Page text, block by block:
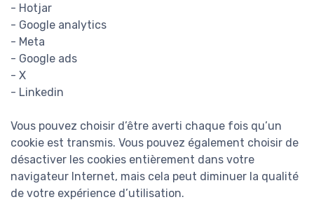
- Hotjar
- Google analytics
- Meta
- Google ads
- X
- Linkedin
Vous pouvez choisir d’être averti chaque fois qu’un
cookie est transmis. Vous pouvez également choisir de
désactiver les cookies entièrement dans votre
navigateur Internet, mais cela peut diminuer la qualité
de votre expérience d’utilisation.